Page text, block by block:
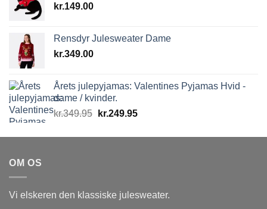
kr.149.00
Rensdyr Julesweater Dame
kr.349.00
Årets julepyjamas: Valentines Pyjamas Hvid -
dame / kvinder.
kr.349.95 Den
pris
kr.249.95Den
pris
OM OS
Vi elskeren den klassiske julesweater.